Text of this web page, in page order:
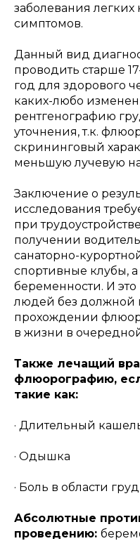
заболевания
симптомов.
Данный вид
проводить старше
год для здорового
каких-любо
рентгенографию
уточнения, т.к.
скрининговый
меньшую лучевую
Заключение о
исследования
при
получении
санаторно-
спортивные клубы,
беременности. И
людей без должной
прохождении
в жизни в
Также лечащий
флюорографию,
такие как:
· Длительный
· Одышка
· Боль в области
Абсолютные
проведению: